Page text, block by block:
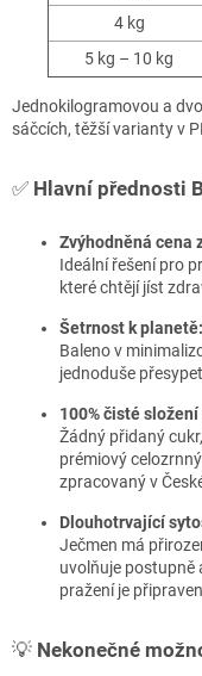
4 kg
5 kg – 10 kg
Jednokilogramovou a
sáčcích, těžší varianty v
✅ Hlavní přednosti
Zvýhodněná cena
Ideální řešení pro
které chtějí jíst
Šetrnost k planetě:
Baleno v
jednoduše
100% čisté
Žádný přidaný
prémiový
zpracovaný v
Dlouhotrvající
Ječmen má
uvolňuje postupně
pražení je
💡 Nekonečné